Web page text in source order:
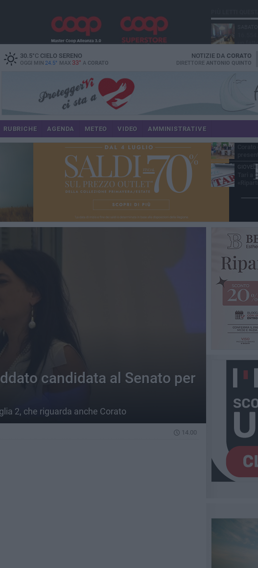
30.5°CCIELO SERENO
OGGI MIN 24.5° MAX 33° A CORATO
NOTIZIE DA CORATO
DIRETTORE ANTONIO QUINTO
RUBRICHE AGENDA METEO VIDEO AMMINISTRATIVE
candidata al Senato per
2, che riguarda anche Corato
14.00
un
Chiuso
Gelato
Ulivi"
Tari a